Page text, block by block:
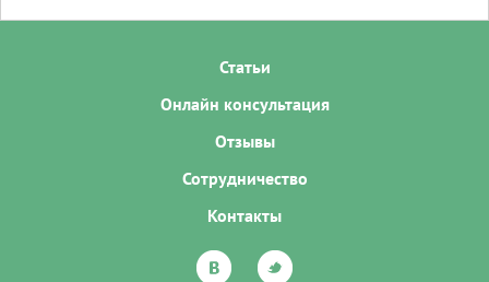
Статьи
Онлайн консультация
Отзывы
Сотрудничество
Контакты